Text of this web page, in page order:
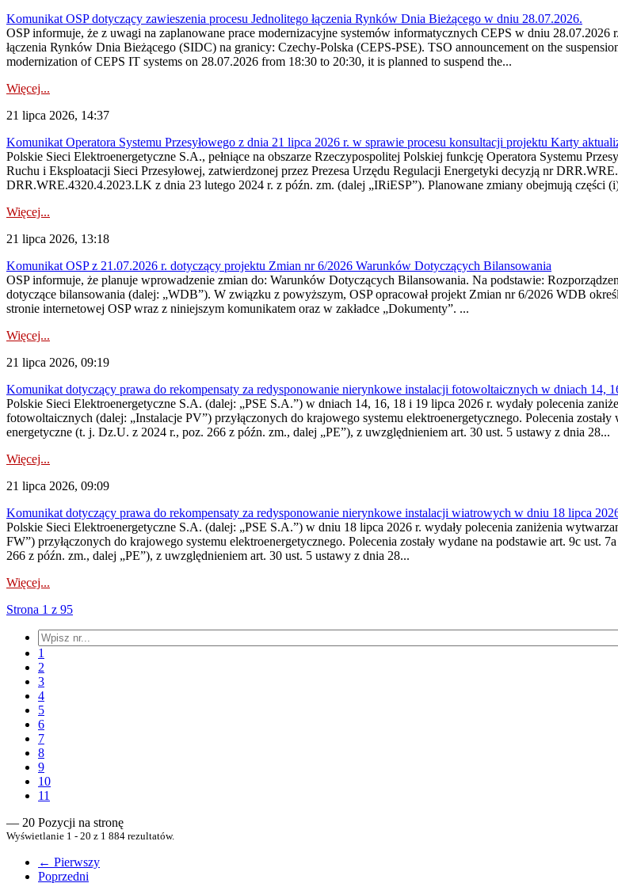
Komunikat OSP dotyczący zawieszenia procesu Jednolitego łączenia Rynków Dnia Bieżącego w dniu 28.07.2026.
OSP informuje, że z uwagi na zaplanowane prace modernizacyjne systemów informatycznych CEPS w dniu
łączenia Rynków Dnia Bieżącego (SIDC) na granicy: Czechy-Polska (CEPS-PSE). TSO announcement on the
modernization of CEPS IT systems on 28.07.2026 from 18:30 to 20:30, it is planned to suspend the...
Więcej...
21 lipca 2026, 14:37
Komunikat Operatora Systemu Przesyłowego z dnia 21 lipca 2026 r. w sprawie procesu konsultacji projektu Karty
Polskie Sieci Elektroenergetyczne S.A., pełniące na obszarze Rzeczypospolitej Polskiej funkcję Operatora Systemu
Ruchu i Eksploatacji Sieci Przesyłowej, zatwierdzonej przez Prezesa Urzędu Regulacji Energetyki decyzją nr
DRR.WRE.4320.4.2023.LK z dnia 23 lutego 2024 r. z późn. zm. (dalej „IRiESP”). Planowane zmiany obejmują części
Więcej...
21 lipca 2026, 13:18
Komunikat OSP z 21.07.2026 r. dotyczący projektu Zmian nr 6/2026 Warunków Dotyczących Bilansowania
OSP informuje, że planuje wprowadzenie zmian do: Warunków Dotyczących Bilansowania. Na podstawie:
dotyczące bilansowania (dalej: „WDB”). W związku z powyższym, OSP opracował projekt Zmian nr 6/2026 WDB
stronie internetowej OSP wraz z niniejszym komunikatem oraz w zakładce „Dokumenty”. ...
Więcej...
21 lipca 2026, 09:19
Komunikat dotyczący prawa do rekompensaty za redysponowanie nierynkowe instalacji fotowoltaicznych w dniach 14,
Polskie Sieci Elektroenergetyczne S.A. (dalej: „PSE S.A.”) w dniach 14, 16, 18 i 19 lipca 2026 r. wydały polecenia
fotowoltaicznych (dalej: „Instalacje PV”) przyłączonych do krajowego systemu elektroenergetycznego. Polecenia
energetyczne (t. j. Dz.U. z 2024 r., poz. 266 z późn. zm., dalej „PE”), z uwzględnieniem art. 30 ust. 5 ustawy z dnia 28...
Więcej...
21 lipca 2026, 09:09
Komunikat dotyczący prawa do rekompensaty za redysponowanie nierynkowe instalacji wiatrowych w dniu 18 lipca
Polskie Sieci Elektroenergetyczne S.A. (dalej: „PSE S.A.”) w dniu 18 lipca 2026 r. wydały polecenia zaniżenia
FW”) przyłączonych do krajowego systemu elektroenergetycznego. Polecenia zostały wydane na podstawie art. 9c
266 z późn. zm., dalej „PE”), z uwzględnieniem art. 30 ust. 5 ustawy z dnia 28...
Więcej...
Strona 1 z 95
1
2
3
4
5
6
7
8
9
10
11
— 20 Pozycji na stronę
Wyświetlanie 1 - 20 z 1 884 rezultatów.
← Pierwszy
Poprzedni